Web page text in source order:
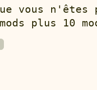
vous n'êtes
plus 10